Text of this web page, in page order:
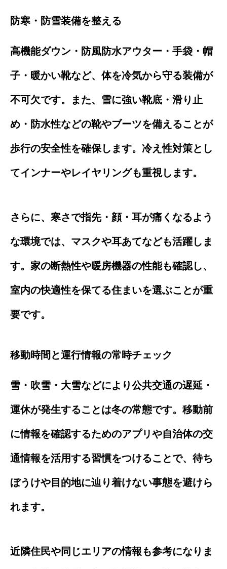
防寒・防雪装備を整える
高機能ダウン・防風防水アウター・手袋・帽
子・暖かい靴など、体を冷気から守る装備が
不可欠です。また、雪に強い靴底・滑り止
め・防水性などの靴やブーツを備えることが
歩行の安全性を確保します。冷え性対策とし
てインナーやレイヤリングも重視します。
さらに、寒さで指先・顔・耳が痛くなるよう
な環境では、マスクや耳あてなども活躍しま
す。家の断熱性や暖房機器の性能も確認し、
室内の快適性を保てる住まいを選ぶことが重
要です。
移動時間と運行情報の常時チェック
雪・吹雪・大雪などにより公共交通の遅延・
運休が発生することは冬の常態です。移動前
に情報を確認するためのアプリや自治体の交
通情報を活用する習慣をつけることで、待ち
ぼうけや目的地に辿り着けない事態を避けら
れます。
近隣住民や同じエリアの情報も参考になりま